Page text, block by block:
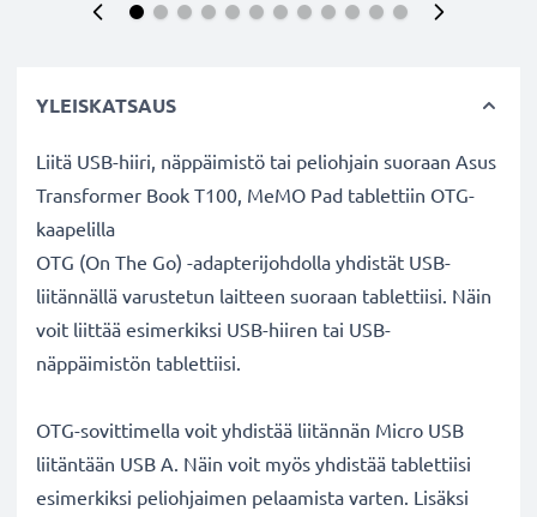
YLEISKATSAUS
Liitä USB-hiiri, näppäimistö tai peliohjain suoraan Asus
Transformer Book T100, MeMO Pad tablettiin OTG-
kaapelilla
OTG (On The Go) -adapterijohdolla yhdistät USB-
liitännällä varustetun laitteen suoraan tablettiisi. Näin
voit liittää esimerkiksi USB-hiiren tai USB-
näppäimistön tablettiisi.
OTG-sovittimella voit yhdistää liitännän Micro USB
liitäntään USB A. Näin voit myös yhdistää tablettiisi
esimerkiksi peliohjaimen pelaamista varten. Lisäksi